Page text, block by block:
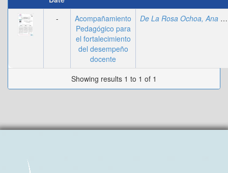
-
Acompañamiento
Pedagógico para
el fortalecimiento
del desempeño
docente
De La Rosa Ochoa, Ana María
Showing results 1 to 1 of 1